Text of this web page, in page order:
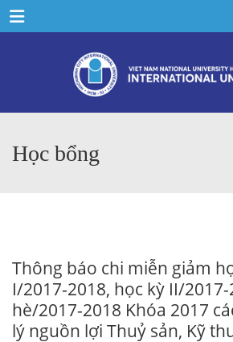
Menu
Học bổng
Thông báo chi miễn giảm
I/2017-2018, học kỳ II/
hè/2017-2018 Khóa 2017
lý nguồn lợi Thuỷ sản, Kỹ